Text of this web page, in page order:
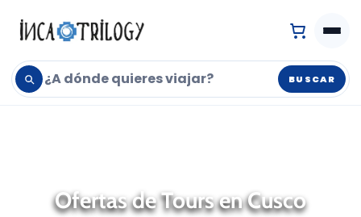
BUSCAR
Ofertas de Tours en Cusco